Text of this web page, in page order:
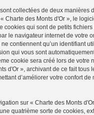
collectées de deux manières
Charte des Monts d'Or », le
cookies qui sont de petits
le navigateur internet de votre
contiennent qu’un identifiant
qui vous sont
cookie sera créé lors de votre
d'Or », archivant de ce fait tous
d’améliorer votre confort de
sur « Charte des Monts
quatrième sorte de cookies,